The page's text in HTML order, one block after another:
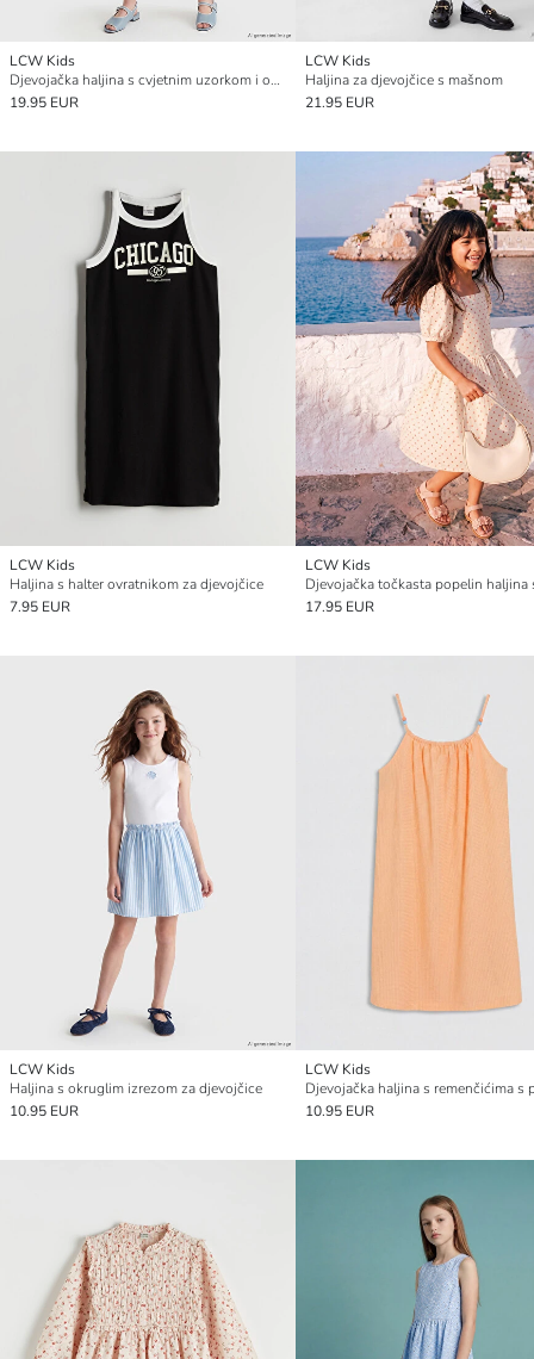
LCW Kids
Djevojačka haljina s cvjetnim uzorkom i okruglim izrezom
19.95 EUR
LCW Kids
Haljina za djevojčice s mašnom
21.95 EUR
LCW Kids
Haljina s halter ovratnikom za djevojčice
7.95 EUR
LCW Kids
17.95 EUR
LCW Kids
Haljina s okruglim izrezom za djevojčice
10.95 EUR
LCW Kids
10.95 EUR